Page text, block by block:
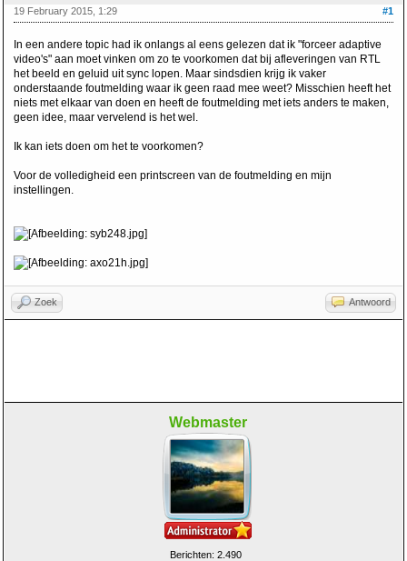
#1
19 February 2015, 1:29
In een andere topic had ik onlangs al eens gelezen dat ik "forceer adaptive
video's" aan moet vinken om zo te voorkomen dat bij afleveringen van RTL
het beeld en geluid uit sync lopen. Maar sindsdien krijg ik vaker
onderstaande foutmelding waar ik geen raad mee weet? Misschien heeft het
niets met elkaar van doen en heeft de foutmelding met iets anders te maken,
geen idee, maar vervelend is het wel.
Ik kan iets doen om het te voorkomen?
Voor de volledigheid een printscreen van de foutmelding en mijn
instellingen.
Zoek Antwoord
Webmaster
Berichten: 2.490